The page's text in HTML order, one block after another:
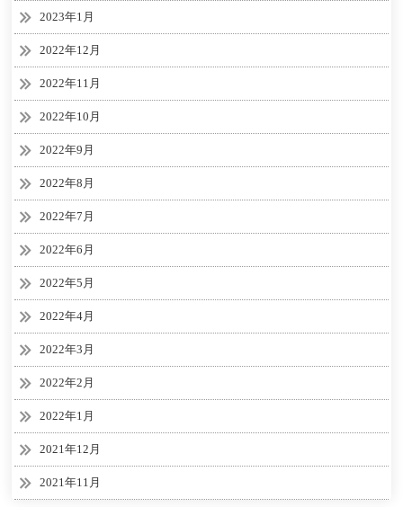
2023年1月
2022年12月
2022年11月
2022年10月
2022年9月
2022年8月
2022年7月
2022年6月
2022年5月
2022年4月
2022年3月
2022年2月
2022年1月
2021年12月
2021年11月